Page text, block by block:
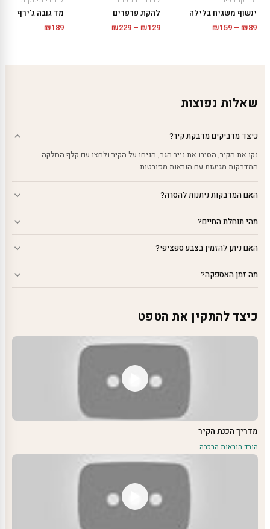
ינשוף משגיח בלילה
₪89
–
₪159
להקת פרפרים
₪129
–
₪229
מד גובה ג'ירף
₪189
שאלות נפוצות
כיצד מדביקים מדבקת קיר?
נקו את הקיר, הסירו את נייר הגב, הניחו על הקיר ולחצו עם קלף החלקה.
המדבקות מגיעות עם הוראות מפורטות.
האם המדבקות ניתנות להסרה?
מהי תוחלת החיים?
האם ניתן להזמין בצבע ספציפי?
מה זמן האספקה?
כיצד להתקין את הטפט
מדריך הכנת הקיר
הורד הוראות הרכבה